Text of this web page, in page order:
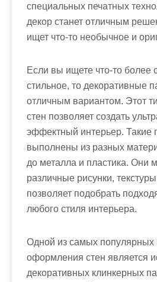
специальных печатных
декор станет отличным
ищет что-то необычное и
Если вы ищете что-то более
стильное, то декоративные
отличным вариантом. Этот
стен позволяет создать
эффектный интерьер. Такие
выполнены из разных
до металла и пластика. Они
различные рисунки,
позволяет подобрать
любого стиля интерьера.
Одной из самых популярных
оформления стен является
декоративных клинкерных